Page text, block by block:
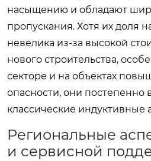
насыщению и обладают
пропускания. Хотя их доля
невелика из-за высокой
нового строительства,
секторе и на объектах
опасности, они постепенно
классические индуктивные
Региональные
и сервисной